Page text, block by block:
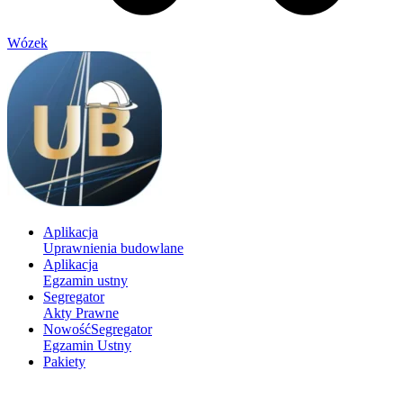
Wózek
Aplikacja
Uprawnienia budowlane
Aplikacja
Egzamin ustny
Segregator
Akty Prawne
NowośćSegregator
Egzamin Ustny
Pakiety